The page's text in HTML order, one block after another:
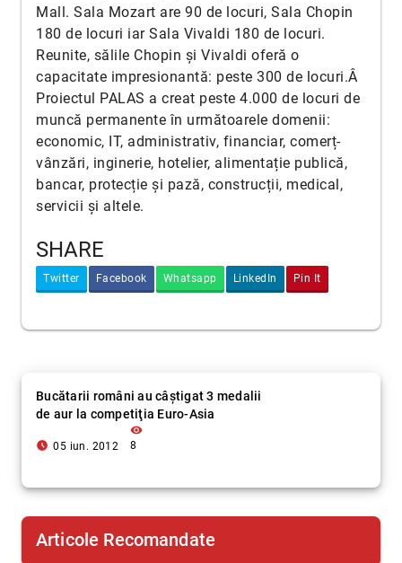
Mall. Sala Mozart are 90 de locuri, Sala Chopin
180 de locuri iar Sala Vivaldi 180 de locuri.
Reunite, sălile Chopin și Vivaldi oferă o
capacitate impresionantă: peste 300 de locuri.Â
Proiectul PALAS a creat peste 4.000 de locuri de
muncă permanente în următoarele domenii:
economic, IT, administrativ, financiar, comerț-
vânzări, inginerie, hotelier, alimentație publică,
bancar, protecție și pază, construcții, medical,
servicii și altele.
SHARE
Twitter Facebook Whatsapp LinkedIn Pin It
Bucătarii români au câştigat 3 medalii
de aur la competiţia Euro-Asia
access_time_filled 05 iun. 2012
visibility
8
Articole Recomandate